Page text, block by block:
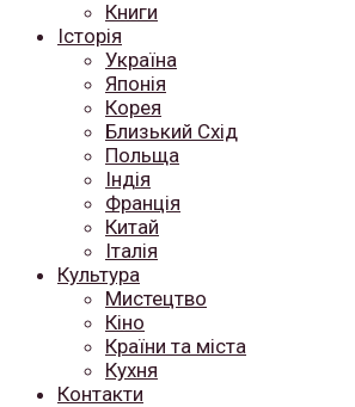
Книги
Історія
Україна
Японія
Корея
Близький Схід
Польща
Індія
Франція
Китай
Італія
Культура
Мистецтво
Кіно
Країни та міста
Кухня
Контакти